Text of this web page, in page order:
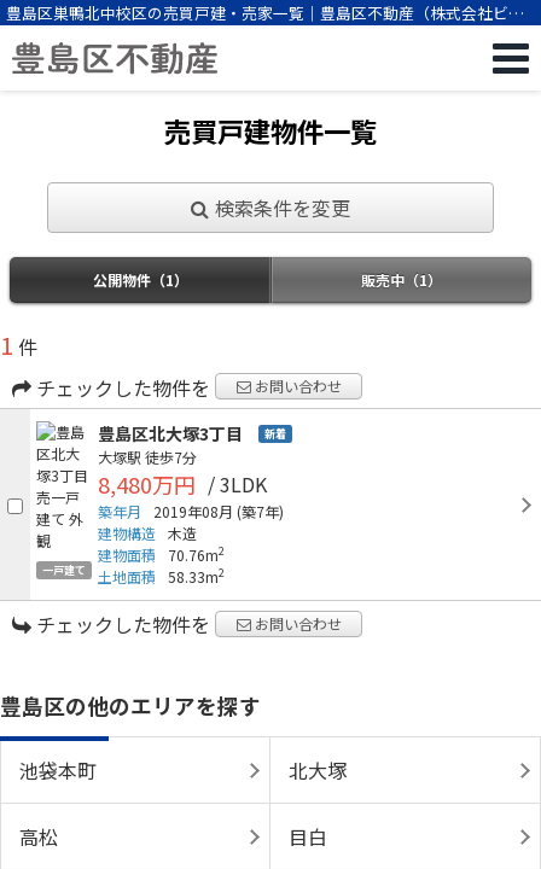
豊島区巣鴨北中校区の売買戸建・売家一覧｜豊島区不動産（株式会社ビー
エスパートナー）
売買戸建物件一覧
検索条件を変更
公開物件（1） 販売中（1）
1 件
チェックした物件を
お問い合わせ
一戸建て
豊島区北大塚3丁目 新着
大塚駅 徒歩7分
8,480万円 / 3LDK
築年月 2019年08月 (築7年)
建物構造 木造
建物面積
70.76m2
土地面積 58.33m2
チェックした物件を お問い合わせ
豊島区の他のエリアを探す
池袋本町 北大塚
高松 目白